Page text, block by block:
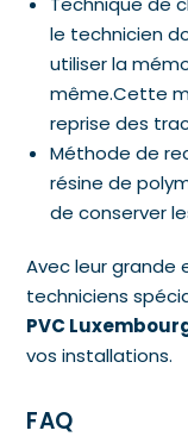
le technicien
utiliser la
même.Cette
reprise des
Méthode de
résine de
de conserver
Avec leur grande
techniciens
PVC
vos installations.
FAQ